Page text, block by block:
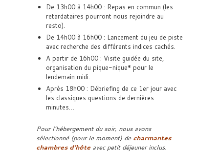
De 13h00 à 14h00 : Repas en commun (les
retardataires pourront nous rejoindre au
resto).
De 14h00 à 16h00 : Lancement du jeu de piste
avec recherche des différents indices cachés.
A partir de 16h00 : Visite guidée du site,
organisation du pique-nique* pour le
lendemain midi.
Après 18h00 : Débriefing de ce 1er jour avec
les classiques questions de dernières
minutes…
Pour l’hébergement du soir, nous avons
sélectionné (pour le moment) de charmantes
chambres d’hôteavec petit déjeuner inclus.